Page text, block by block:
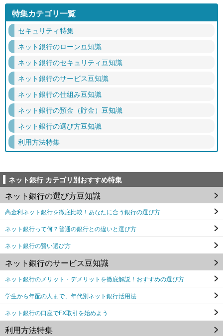
特集カテゴリ一覧
セキュリティ特集
ネット銀行のローン豆知識
ネット銀行のセキュリティ豆知識
ネット銀行のサービス豆知識
ネット銀行の仕組み豆知識
ネット銀行の預金（貯金）豆知識
ネット銀行の選び方豆知識
利用方法特集
ネット銀行 カテゴリ別おすすめ特集
ネット銀行の選び方豆知識
高金利ネット銀行を徹底比較！あなたに合う銀行の選び方
ネット銀行って何？普通の銀行との違いと選び方
ネット銀行の賢い選び方
ネット銀行のサービス豆知識
ネット銀行のメリット・デメリットを徹底解説！おすすめの選び方
学生から年配の人まで、年代別ネット銀行活用法
ネット銀行の口座でFX取引を始めよう
利用方法特集